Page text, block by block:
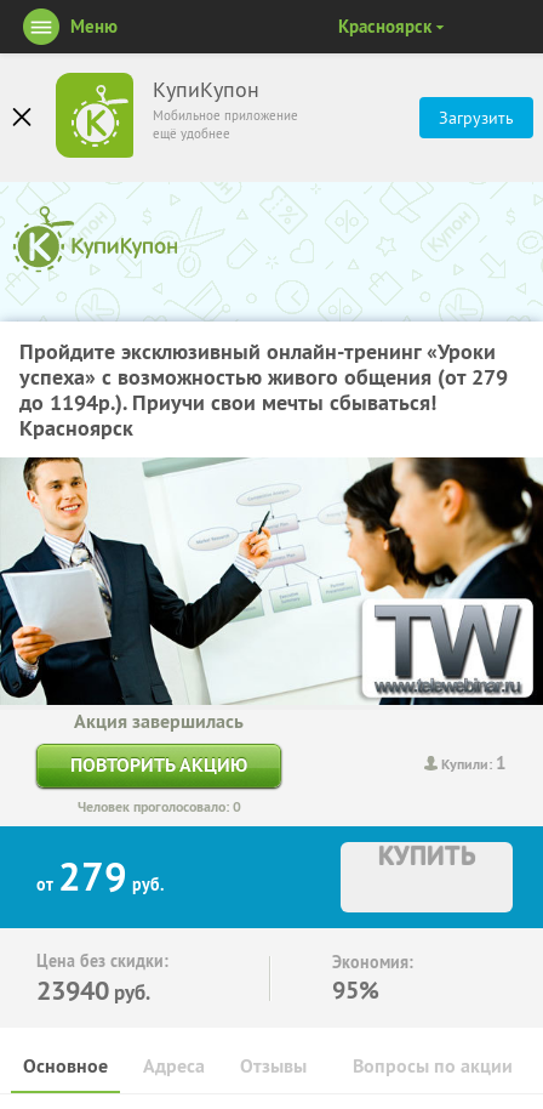
КупиКупон
Мобильное приложение
ещё удобнее
Загрузить
Меню Красноярск
Пройдите эксклюзивный онлайн-тренинг «Уроки
успеха» с возможностью живого общения (от 279
до 1194р.). Приучи свои мечты сбываться!
Красноярск
Купили: 1
Акция завершилась
ПОВТОРИТЬ АКЦИЮ
Человек проголосовало: 0
от 279 руб.
КУПИТЬ
Цена без скидки:
23940 руб.
Экономия:
95%
Основное Отзывы Вопросы по акции
Адреса